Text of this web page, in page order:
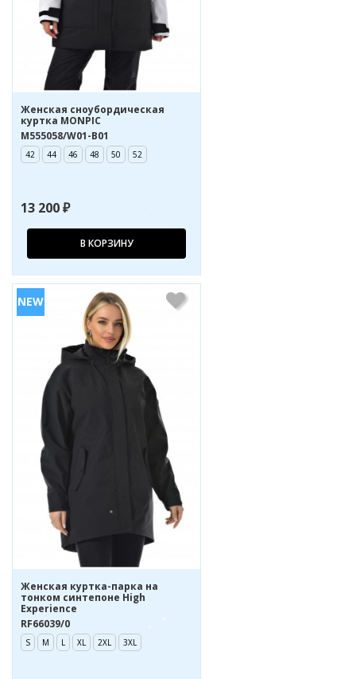
Женская сноубордическая
куртка MONPIC
M555058/W01-B01
42 44 46 48 50 52
13 200 ₽
В КОРЗИНУ
Женская куртка-парка на
тонком синтепоне High
Experience
RF66039/0
S M L XL 2XL 3XL